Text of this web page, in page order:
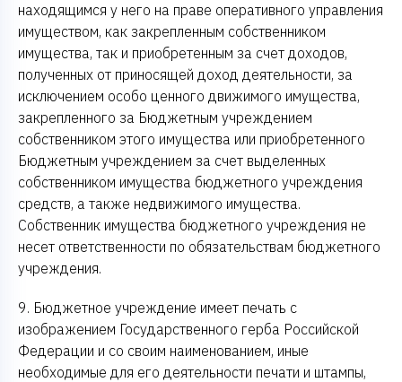
находящимся у него на праве оперативного управления
имуществом, как закрепленным собственником
имущества, так и приобретенным за счет доходов,
полученных от приносящей доход деятельности, за
исключением особо ценного движимого имущества,
закрепленного за Бюджетным учреждением
собственником этого имущества или приобретенного
Бюджетным учреждением за счет выделенных
собственником имущества бюджетного учреждения
средств, а также недвижимого имущества.
Собственник имущества бюджетного учреждения не
несет ответственности по обязательствам бюджетного
учреждения.
9. Бюджетное учреждение имеет печать с
изображением Государственного герба Российской
Федерации и со своим наименованием, иные
необходимые для его деятельности печати и штампы,